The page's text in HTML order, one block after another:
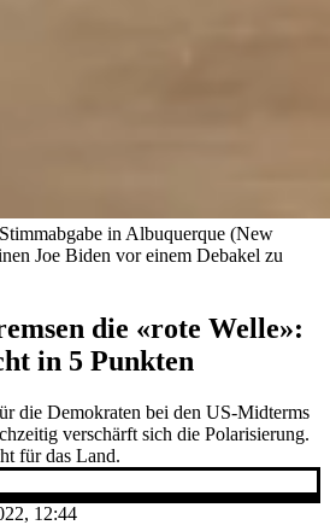
in Albuquerque (New
Joe Biden vor einem Debakel zu
die «rote Welle»:
in 5 Punkten
die Demokraten bei den US-Midterms
verschärft sich die Polarisierung.
für das Land.
12:44